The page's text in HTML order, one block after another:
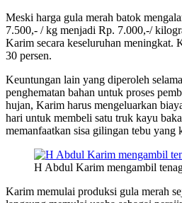
Meski harga gula merah batok
7.500,- / kg menjadi Rp. 7.000,-/
Karim secara keseluruhan meningkat.
30 persen.
Keuntungan lain yang diperoleh
penghematan bahan untuk proses
hujan, Karim harus mengeluarkan
hari untuk membeli satu truk kayu
memanfaatkan sisa gilingan tebu yang
H Abdul Karim mengambil
Karim memulai produksi gula merah